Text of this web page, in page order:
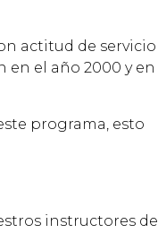
actitud de servicio
en el año 2000 y en
programa, esto
instructores de